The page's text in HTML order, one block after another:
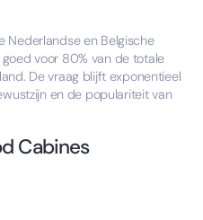
Nederlandse en Belgische
voor 80% van de totale
De vraag blijft exponentieel
en de populariteit van
Cabines